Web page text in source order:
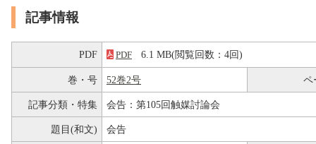
記事情報
PDF PDF 6.1 MB(閲覧回数：4回)
巻・号 52巻2号 ペ
記事分類・特集 会告：第105回触媒討論会
題目(和文) 会告